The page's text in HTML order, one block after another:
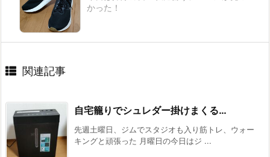
かった！
関連記事
自宅籠りでシュレダー掛けまくる…
先週土曜日、ジムでスタジオも入り筋トレ、ウォー
キングと頑張った 月曜日の今日はジ ...